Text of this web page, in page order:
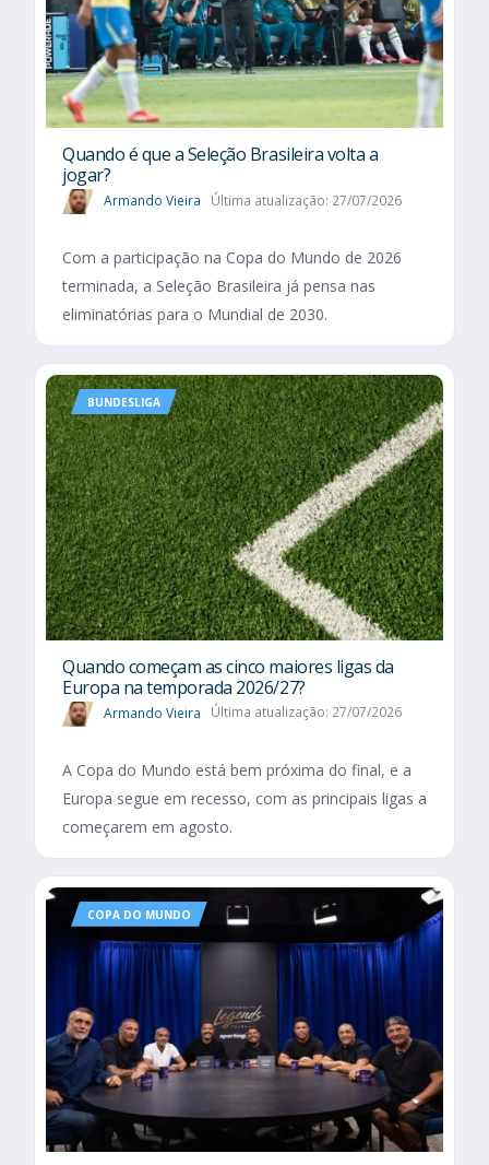
Quando é que a Seleção Brasileira volta a
jogar?
Armando Vieira Última atualização: 27/07/2026
Com a participação na Copa do Mundo de 2026
terminada, a Seleção Brasileira já pensa nas
eliminatórias para o Mundial de 2030.
BUNDESLIGA
Quando começam as cinco maiores ligas da
Europa na temporada 2026/27?
Armando Vieira Última atualização: 27/07/2026
A Copa do Mundo está bem próxima do final, e a
Europa segue em recesso, com as principais ligas a
começarem em agosto.
COPA DO MUNDO